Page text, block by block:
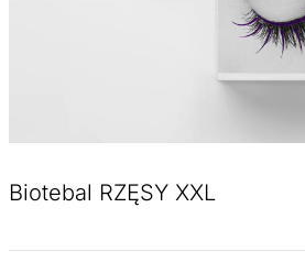
Biotebal RZĘSY XXL